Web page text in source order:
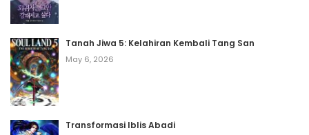
Tanah Jiwa 5: Kelahiran Kembali Tang San
May 6, 2026
Transformasi Iblis Abadi